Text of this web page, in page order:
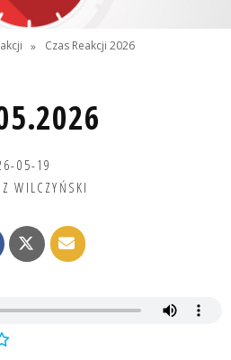
» Czas Reakcji 2026
05-19
WILCZYŃSKI